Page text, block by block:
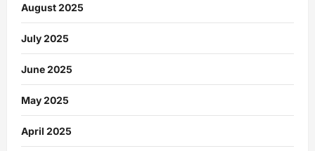
August 2025
July 2025
June 2025
May 2025
April 2025